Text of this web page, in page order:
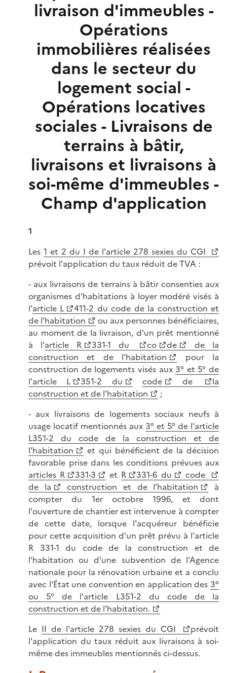
livraison d'immeubles -
Opérations
immobilières réalisées
dans le secteur du
logement social -
Opérations locatives
sociales - Livraisons de
terrains à bâtir,
livraisons et livraisons à
soi-même d'immeubles -
Champ d'application
1
Les 1 et 2 du I de l'article 278 sexies du CGI
prévoit l'application du taux réduit de TVA :
- aux livraisons de terrains à bâtir consenties aux
organismes d'habitations à loyer modéré visés à
l'article L
411-2 du code de la construction et
de l'habitation
ou aux personnes bénéficiaires,
au moment de la livraison, d'un prêt mentionné
à l'article R 331-1 du co de
de la
construction et de l'habitation
pour la
construction de logements visés aux 3° et 5° de
l'article L
351-2 du code de
la
construction et de l'habitation
;
- aux livraisons de logements sociaux neufs à
usage locatif mentionnés aux 3° et 5° de l'article
L351-2 du code de la construction et de
l'habitation
et qui bénéficient de la décision
favorable prise dans les conditions prévues aux
articles R
331-3 et R 331-6 du
code
de la
construction et de l'habitation
à
compter du 1er octobre 1996, et dont
l'ouverture de chantier est intervenue à compter
de cette date, lorsque l'acquéreur bénéficie
pour cette acquisition d'un prêt prévu à l'article
R 331-1 du code de la construction et de
l'habitation ou d'une subvention de l'Agence
nationale pour la rénovation urbaine et a conclu
avec l'État une convention en application des 3°
ou 5° de l'article L351-2 du code de la
construction et de l'habitation.
Le II de l'article 278 sexies du CGI
prévoit
l'application du taux réduit aux livraisons à soi-
même des immeubles mentionnés ci-dessus.